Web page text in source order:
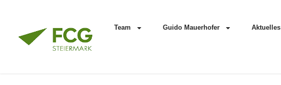
Team Guido Mauerhofer Aktuelles